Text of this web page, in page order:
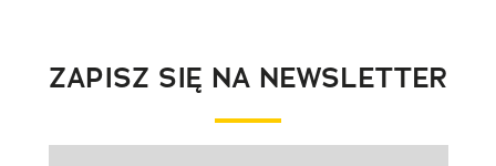
ZAPISZ SIĘ NA NEWSLETTER